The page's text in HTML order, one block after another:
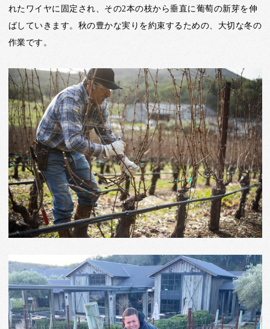
れたワイヤに固定され、その2本の枝から垂直に葡萄の新芽を伸
ばしていきます。秋の豊かな実りを約束するための、大切な冬の
作業です。